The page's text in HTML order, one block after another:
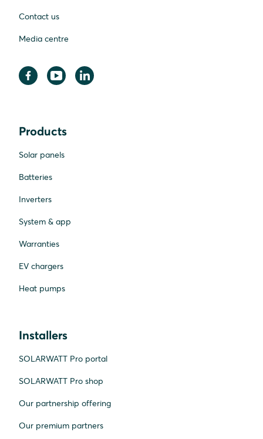
Contact us
Media centre
Products
Solar panels
Batteries
Inverters
System & app
Warranties
EV chargers
Heat pumps
Installers
SOLARWATT Pro portal
SOLARWATT Pro shop
Our partnership offering
Our premium partners